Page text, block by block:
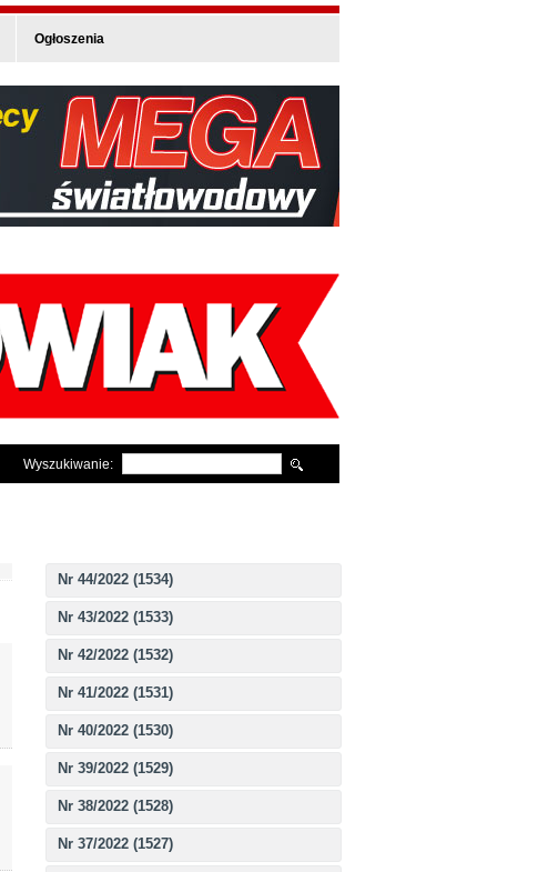
Ogłoszenia
Wyszukiwanie:
Nr 44/2022 (1534)
Nr 43/2022 (1533)
Nr 42/2022 (1532)
Nr 41/2022 (1531)
Nr 40/2022 (1530)
Nr 39/2022 (1529)
Nr 38/2022 (1528)
Nr 37/2022 (1527)